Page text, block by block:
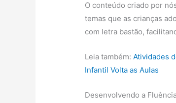
O conteúdo criado por
temas que as crianças
com letra bastão,
Leia também:Atividades
Infantil Volta as Aulas
Desenvolvendo a